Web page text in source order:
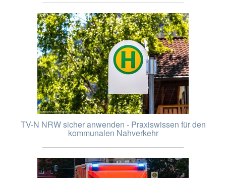
TV-N NRW sicher anwenden - Praxiswissen für den
kommunalen Nahverkehr